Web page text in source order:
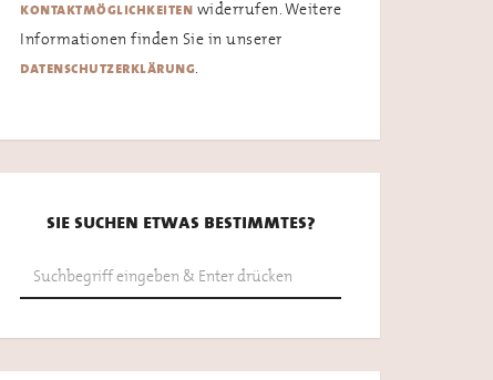
kontaktmöglichkeiten widerrufen. Weitere
Informationen finden Sie in unserer
datenschutzerklärung.
sie suchen etwas bestimmtes?